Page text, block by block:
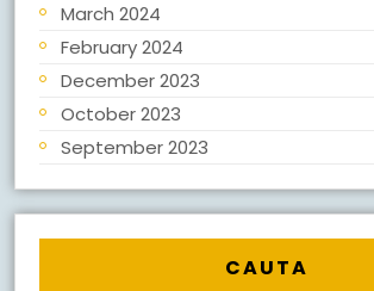
March 2024
February 2024
December 2023
October 2023
September 2023
CAUTA